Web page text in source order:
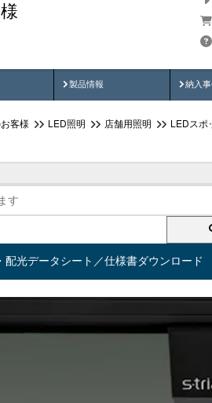
製品情報
製品動画 納入
納
客様 LED照明 店舗用照明 LEDスポ
配光データシート／仕様書ダウンロード